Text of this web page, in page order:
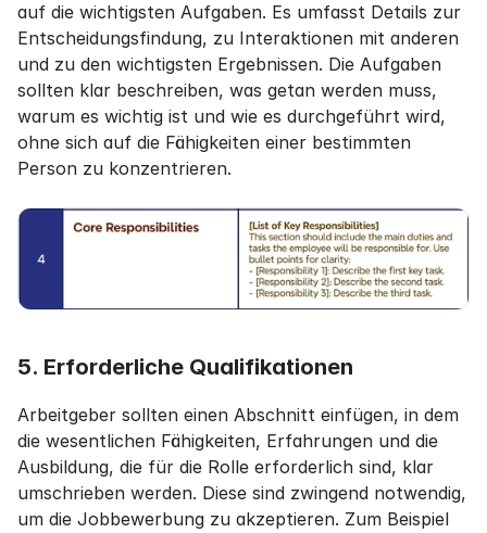
auf die wichtigsten Aufgaben. Es umfasst Details zur
Entscheidungsfindung, zu Interaktionen mit anderen
und zu den wichtigsten Ergebnissen. Die Aufgaben
sollten klar beschreiben, was getan werden muss,
warum es wichtig ist und wie es durchgeführt wird,
ohne sich auf die Fähigkeiten einer bestimmten
Person zu konzentrieren.
5. Erforderliche Qualifikationen
Arbeitgeber sollten einen Abschnitt einfügen, in dem
die wesentlichen Fähigkeiten, Erfahrungen und die
Ausbildung, die für die Rolle erforderlich sind, klar
umschrieben werden. Diese sind zwingend notwendig,
um die Jobbewerbung zu akzeptieren. Zum Beispiel